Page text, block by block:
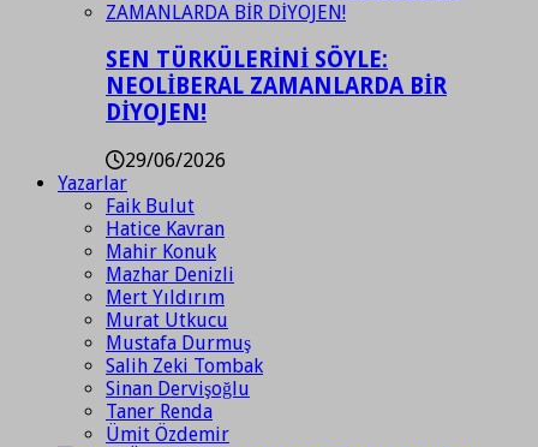
SEN TÜRKÜLERİNİ SÖYLE:
NEOLİBERAL ZAMANLARDA BİR
DİYOJEN!
29/06/2026
Yazarlar
Faik Bulut
Hatice Kavran
Mahir Konuk
Mazhar Denizli
Mert Yıldırım
Murat Utkucu
Mustafa Durmuş
Salih Zeki Tombak
Sinan Dervişoğlu
Taner Renda
Ümit Özdemir